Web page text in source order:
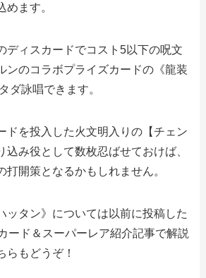
めます。
ディスカードでコスト5以下の呪文
ンのコラボプライズカードの《龍装
ダ詠唱できます。
ドを投入した火文明入りの【チェン
込み役として数枚忍ばせておけば、
打開策となるかもしれません。
ッタン》については以前に投稿した
ード＆スーパーレア紹介記事で解説
らもどうぞ！